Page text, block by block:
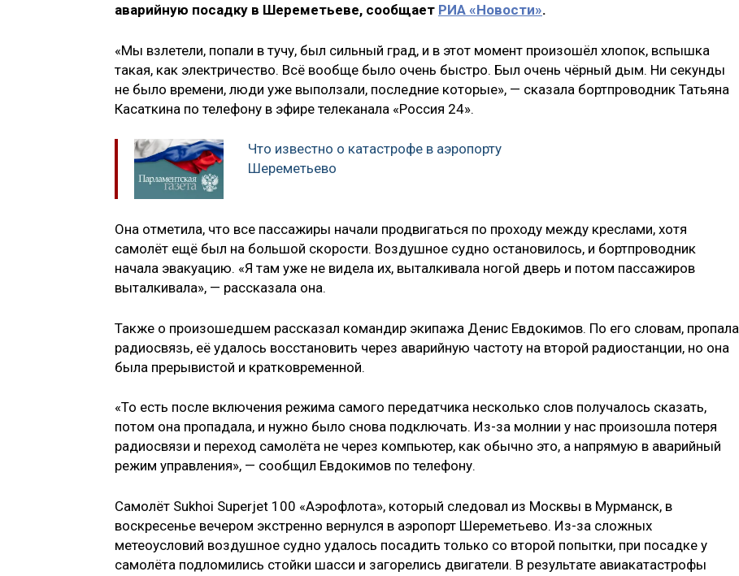
аварийную посадку в Шереметьеве, сообщает РИА «Новости».
«Мы взлетели, попали в тучу, был сильный град, и в этот момент произошёл хлопок, вспышка
такая, как электричество. Всё вообще было очень быстро. Был очень чёрный дым. Ни секунды
не было времени, люди уже выползали, последние которые», — сказала бортпроводник Татьяна
Касаткина по телефону в эфире телеканала «Россия 24».
Что известно о катастрофе в аэропорту
Шереметьево
Она отметила, что все пассажиры начали продвигаться по проходу между креслами, хотя
самолёт ещё был на большой скорости. Воздушное судно остановилось, и бортпроводник
начала эвакуацию. «Я там уже не видела их, выталкивала ногой дверь и потом пассажиров
выталкивала», — рассказала она.
Также о произошедшем рассказал командир экипажа Денис Евдокимов. По его словам, пропала
радиосвязь, её удалось восстановить через аварийную частоту на второй радиостанции, но она
была прерывистой и кратковременной.
«То есть после включения режима самого передатчика несколько слов получалось сказать,
потом она пропадала, и нужно было снова подключать. Из-за молнии у нас произошла потеря
радиосвязи и переход самолёта не через компьютер, как обычно это, а напрямую в аварийный
режим управления», — сообщил Евдокимов по телефону.
Самолёт Sukhoi Superjet 100 «Аэрофлота», который следовал из Москвы в Мурманск, в
воскресенье вечером экстренно вернулся в аэропорт Шереметьево. Из-за сложных
метеоусловий воздушное судно удалось посадить только со второй попытки, при посадке у
самолёта подломились стойки шасси и загорелись двигатели. В результате авиакатастрофы